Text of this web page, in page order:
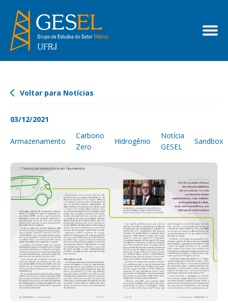
Voltar para Notícias
03/12/2021
Armazenamento
Carbono
Zero
Hidrogênio
Notícia
GESEL
Sandbox